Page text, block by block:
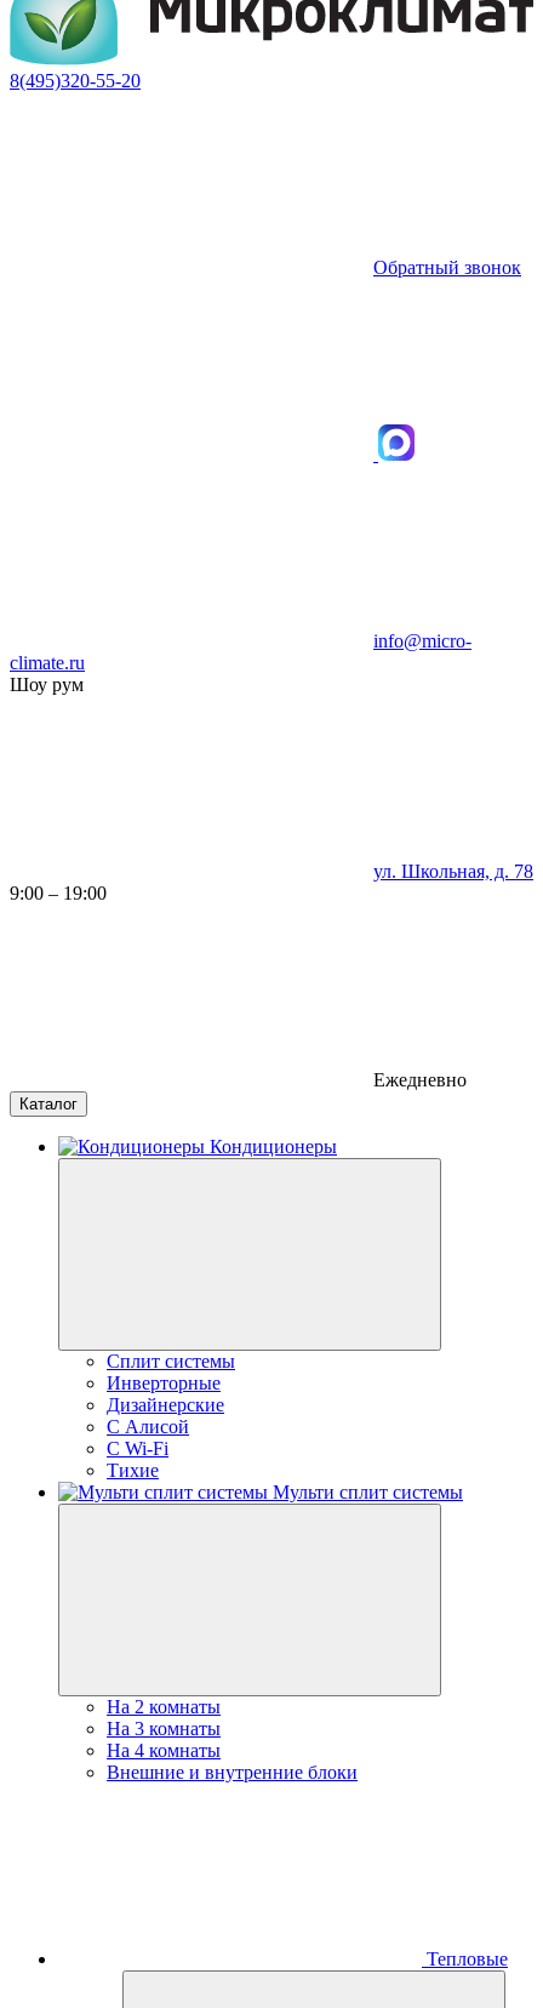
8(495)320-55-20
Обратный звонок
info@micro-
climate.ru
Шоу рум
ул. Школьная, д. 78
9:00 – 19:00
Ежедневно
Каталог
Кондиционеры
Сплит системы
Инверторные
Дизайнерские
С Алисой
C Wi-Fi
Тихие
Мульти сплит системы
На 2 комнаты
На 3 комнаты
На 4 комнаты
Внешние и внутренние блоки
Тепловые